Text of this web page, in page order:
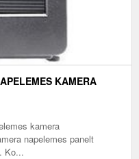
KAMERA
kamera
napelemes panelt
Ko...